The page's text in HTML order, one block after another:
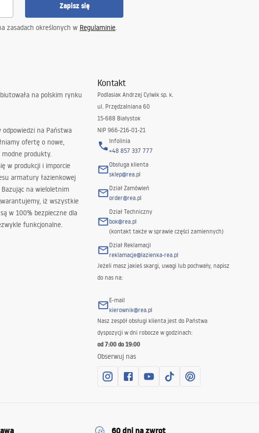
Zapisz się
zasadach określonych w Regulaminie.
na polskim rynku
odpowiedzi na Państwa
ofertę o nowe,
modne produkty.
w produkcji i imporcie
armatury łazienkowej
na wieloletnim
iż wszystkie
w 100% bezpieczne dla
funkcjonalne.
Kontakt
Podlasiak Andrzej Cylwik sp. k.
ul. Przędzalniana 60
15-688 Białystok
NIP 966-216-01-21
Infolinia
+48 857 337 777
Obsługa klienta
sklep@rea.pl
Dział Zamówień
order@rea.pl
Dział Techniczny
bok@rea.pl
(kontakt także w sprawie części zamiennych)
Dział Reklamacji
reklamacje@lazienka-rea.pl
Jeżeli masz jakieś skargi, uwagi lub pochwały, napisz
do nas na:
E-mail
kierownik@rea.pl
Nasz zespół obsługi klienta jest do Państwa
dyspozycji w dni robocze w godzinach:
od 7:00 do 19:00
Obserwuj nas
60 dni na zwrot